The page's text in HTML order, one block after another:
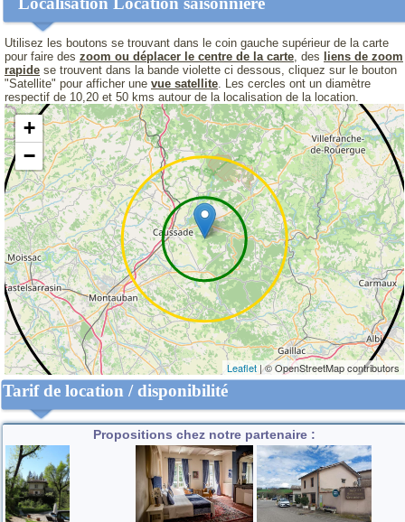
Utilisez les boutons se trouvant dans le coin gauche supérieur de la carte
pour faire des zoom ou déplacer le centre de la carte, des
liens de zoom
rapide se trouvent dans la bande violette ci dessous, cliquez sur le bouton
"Satellite" pour afficher une vue satellite. Les cercles ont un diamètre
respectif de 10,20 et 50 kms autour de la localisation de la location.
+
−
Leaflet | © OpenStreetMap contributors
Tarif de location / disponibilité
Propositions chez notre partenaire :